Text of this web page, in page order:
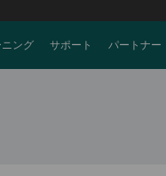
ング サポート パートナー